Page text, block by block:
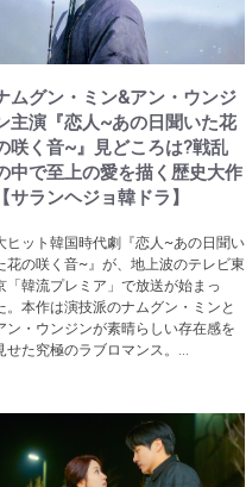
ムグン・ミン&アン・ウンジ
主演『恋人~あの日聞いた花
咲く音~』見どころは?戦乱
中で至上の愛を描く歴史大作
【サランヘジョ韓ドラ】
ヒット韓国時代劇『恋人~あの日聞い
花の咲く音~』が、地上波のテレビ東
「韓流プレミア」で放送が始まっ
。本作は演技派のナムグン・ミンと
ン・ウンジンが素晴らしい存在感を
せた究極のラブロマンス。...